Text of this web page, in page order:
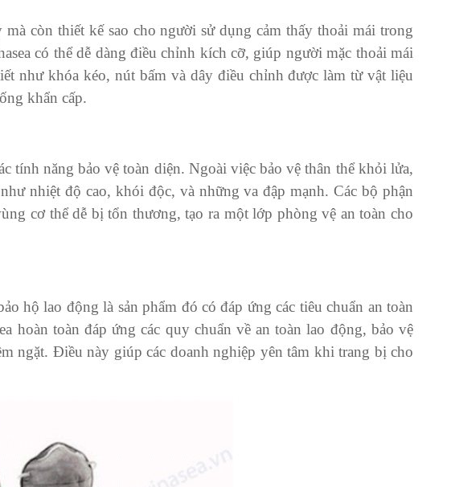
còn thiết kế sao cho người sử dụng cảm thấy thoải mái trong
có thể dễ dàng điều chỉnh kích cỡ, giúp người mặc thoải mái
như khóa kéo, nút bấm và dây điều chỉnh được làm từ vật liệu
khẩn cấp.
tính năng bảo vệ toàn diện. Ngoài việc bảo vệ thân thể khỏi lửa,
nhiệt độ cao, khói độc, và những va đập mạnh. Các bộ phận
cơ thể dễ bị tổn thương, tạo ra một lớp phòng vệ an toàn cho
hộ lao động là sản phẩm đó có đáp ứng các tiêu chuẩn an toàn
hoàn toàn đáp ứng các quy chuẩn về an toàn lao động, bảo vệ
ngặt. Điều này giúp các doanh nghiệp yên tâm khi trang bị cho